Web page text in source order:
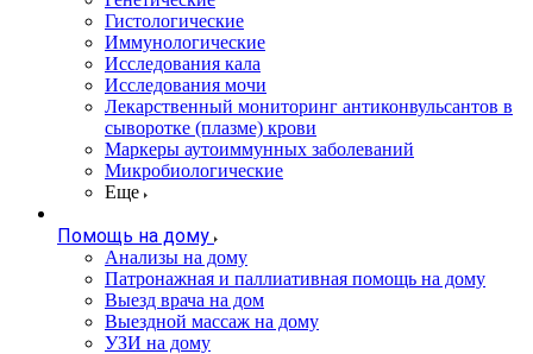
Гистологические
Иммунологические
Исследования кала
Исследования мочи
Лекарственный мониторинг антиконвульсантов в
сыворотке (плазме) крови
Маркеры аутоиммунных заболеваний
Микробиологические
Еще
Помощь на дому
Анализы на дому
Патронажная и паллиативная помощь на дому
Выезд врача на дом
Выездной массаж на дому
УЗИ на дому